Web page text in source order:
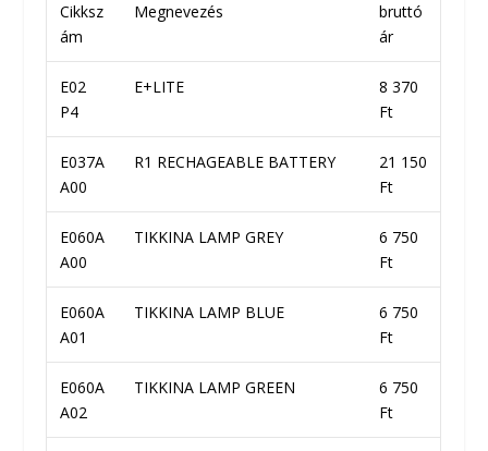
Cikksz
ám
Megnevezés
bruttó
ár
E02
P4
E+LITE
8 370
Ft
E037A
A00
R1 RECHAGEABLE BATTERY
21 150
Ft
E060A
A00
TIKKINA LAMP GREY
6 750
Ft
E060A
A01
TIKKINA LAMP BLUE
6 750
Ft
E060A
A02
TIKKINA LAMP GREEN
6 750
Ft